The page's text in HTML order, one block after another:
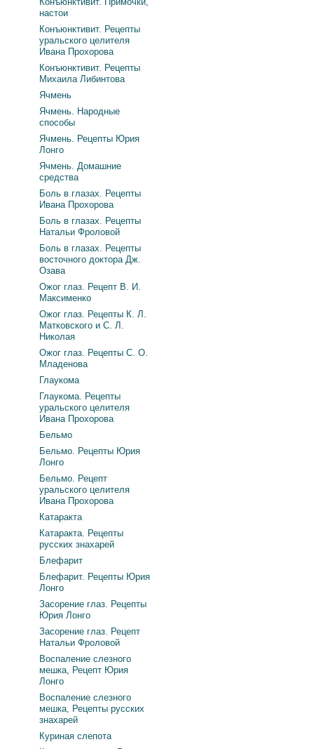
настои
Конъюнктивит. Рецепты
уральского целителя
Ивана Прохорова
Конъюнктивит. Рецепты
Михаила Либинтова
Ячмень
Ячмень. Народные
способы
Ячмень. Рецепты Юрия
Лонго
Ячмень. Домашние
средства
Боль в глазах. Рецепты
Ивана Прохорова
Боль в глазах. Рецепты
Натальи Фроловой
Боль в глазах. Рецепты
восточного доктора Дж.
Озава
Ожог глаз. Рецепт В. И.
Максименко
Ожог глаз. Рецепты К. Л.
Матковского и С. Л.
Николая
Ожог глаз. Рецепты С. О.
Младенова
Глаукома
Глаукома. Рецепты
уральского целителя
Ивана Прохорова
Бельмо
Бельмо. Рецепты Юрия
Лонго
Бельмо. Рецепт
уральского целителя
Ивана Прохорова
Катаракта
Катаракта. Рецепты
русских знахарей
Блефарит
Блефарит. Рецепты Юрия
Лонго
Засорение глаз. Рецепты
Юрия Лонго
Засорение глаз. Рецепт
Натальи Фроловой
Воспаление слезного
мешка, Рецепт Юрия
Лонго
Воспаление слезного
мешка, Рецепты русских
знахарей
Куриная слепота